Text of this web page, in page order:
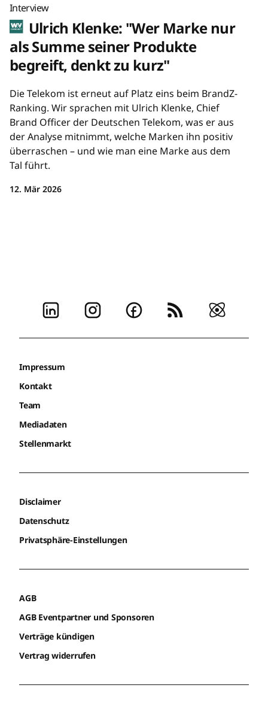
Interview
Ulrich Klenke: "Wer Marke nur
als Summe seiner Produkte
begreift, denkt zu kurz"
Die Telekom ist erneut auf Platz eins beim BrandZ-
Ranking. Wir sprachen mit Ulrich Klenke, Chief
Brand Officer der Deutschen Telekom, was er aus
der Analyse mitnimmt, welche Marken ihn positiv
überraschen – und wie man eine Marke aus dem
Tal führt.
12. Mär 2026
Impressum
Kontakt
Team
Mediadaten
Stellenmarkt
Disclaimer
Datenschutz
Privatsphäre-Einstellungen
AGB
AGB Eventpartner und Sponsoren
Verträge kündigen
Vertrag widerrufen